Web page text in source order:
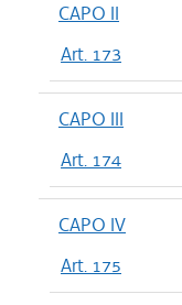
CAPO II
Art. 173
CAPO III
Art. 174
CAPO IV
Art. 175